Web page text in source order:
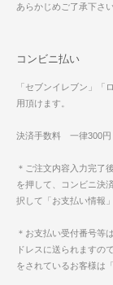
あらかじめご了承下さ
コンビニ払い
「セブンイレブン」「
用頂けます。
決済手数料 一律300円
＊ご注文内容入力完了
を押して、コンビニ決
択して「お支払い情報
＊お支払い受付番号等
ドレスに送られますの
をされているお客様は